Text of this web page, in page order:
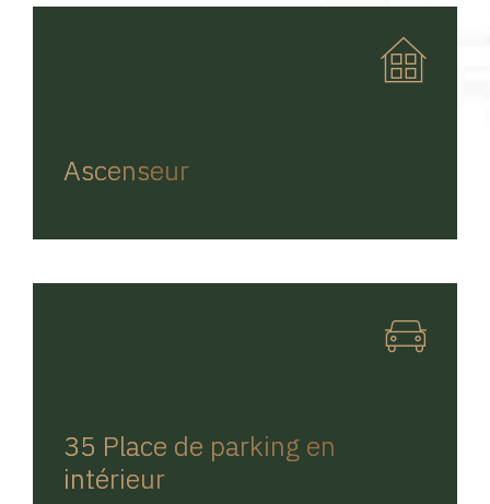
Ascenseur
35 Place de parking en
intérieur